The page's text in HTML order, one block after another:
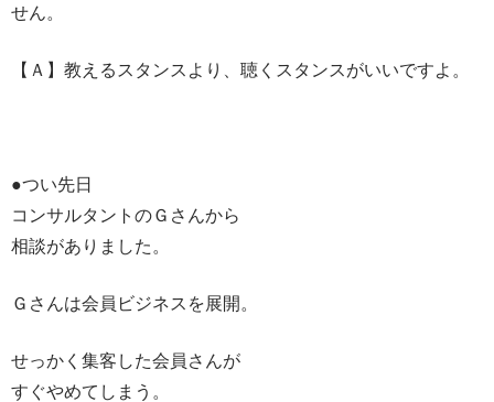
せん。
【Ａ】教えるスタンスより、聴くスタンスがいいですよ。
●つい先日
コンサルタントのＧさんから
相談がありました。
Ｇさんは会員ビジネスを展開。
せっかく集客した会員さんが
すぐやめてしまう。